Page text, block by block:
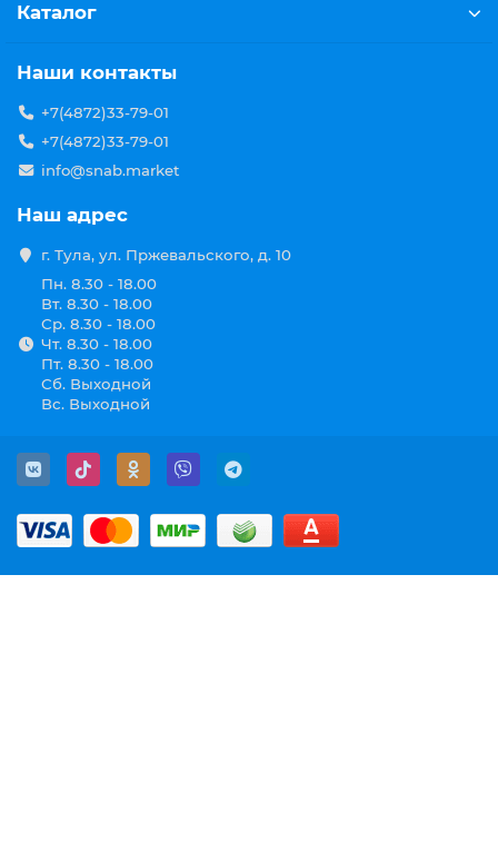
Каталог
Наши контакты
+7(4872)33-79-01
+7(4872)33-79-01
info@snab.market
Наш адрес
г. Тула, ул. Пржевальского, д. 10
Пн. 8.30 - 18.00
Вт. 8.30 - 18.00
Ср. 8.30 - 18.00
Чт. 8.30 - 18.00
Пт. 8.30 - 18.00
Сб. Выходной
Вс. Выходной